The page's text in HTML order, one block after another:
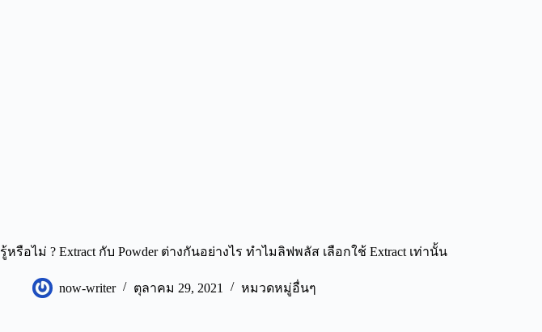
รู้หรือไม่ ? Extract กับ Powder ต่างกันอย่างไร ทำไมลิฟพลัส เลือกใช้ Extract เท่านั้น
now-writer ตุลาคม 29, 2021 หมวดหมู่อื่นๆ